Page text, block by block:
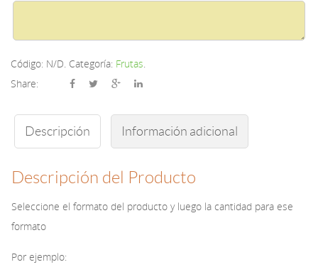
Código: N/D. Categoría: Frutas.
Share:
Descripción Información adicional
Descripción del Producto
Seleccione el formato del producto y luego la cantidad para ese
formato
Por ejemplo: